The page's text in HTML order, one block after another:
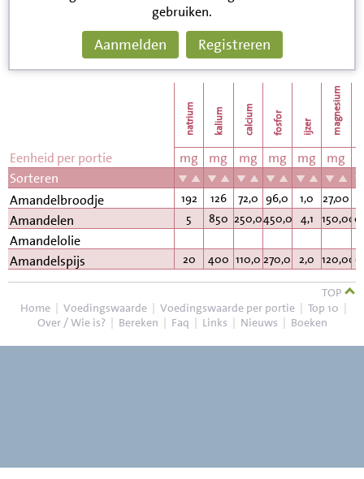
gebruiken.
Aanmelden Registreren
natrium kalium calcium fosfor ijzer magnesium
Eenheid per portie mg mg mg mg mg mg
Sorteren
Amandelbroodje
192 126 72,0 96,0 1,0 27,00
Amandelen 5 850 250,0450,0 4,1 150,00
Amandelolie
Amandelspijs
20 400 110,0 270,0 2,0 120,00
TOP
Home | Voedingswaarde | Voedingswaarde per portie | Top 10 |
Over / Wie is? | Bereken | Faq | Links | Nieuws | Boeken